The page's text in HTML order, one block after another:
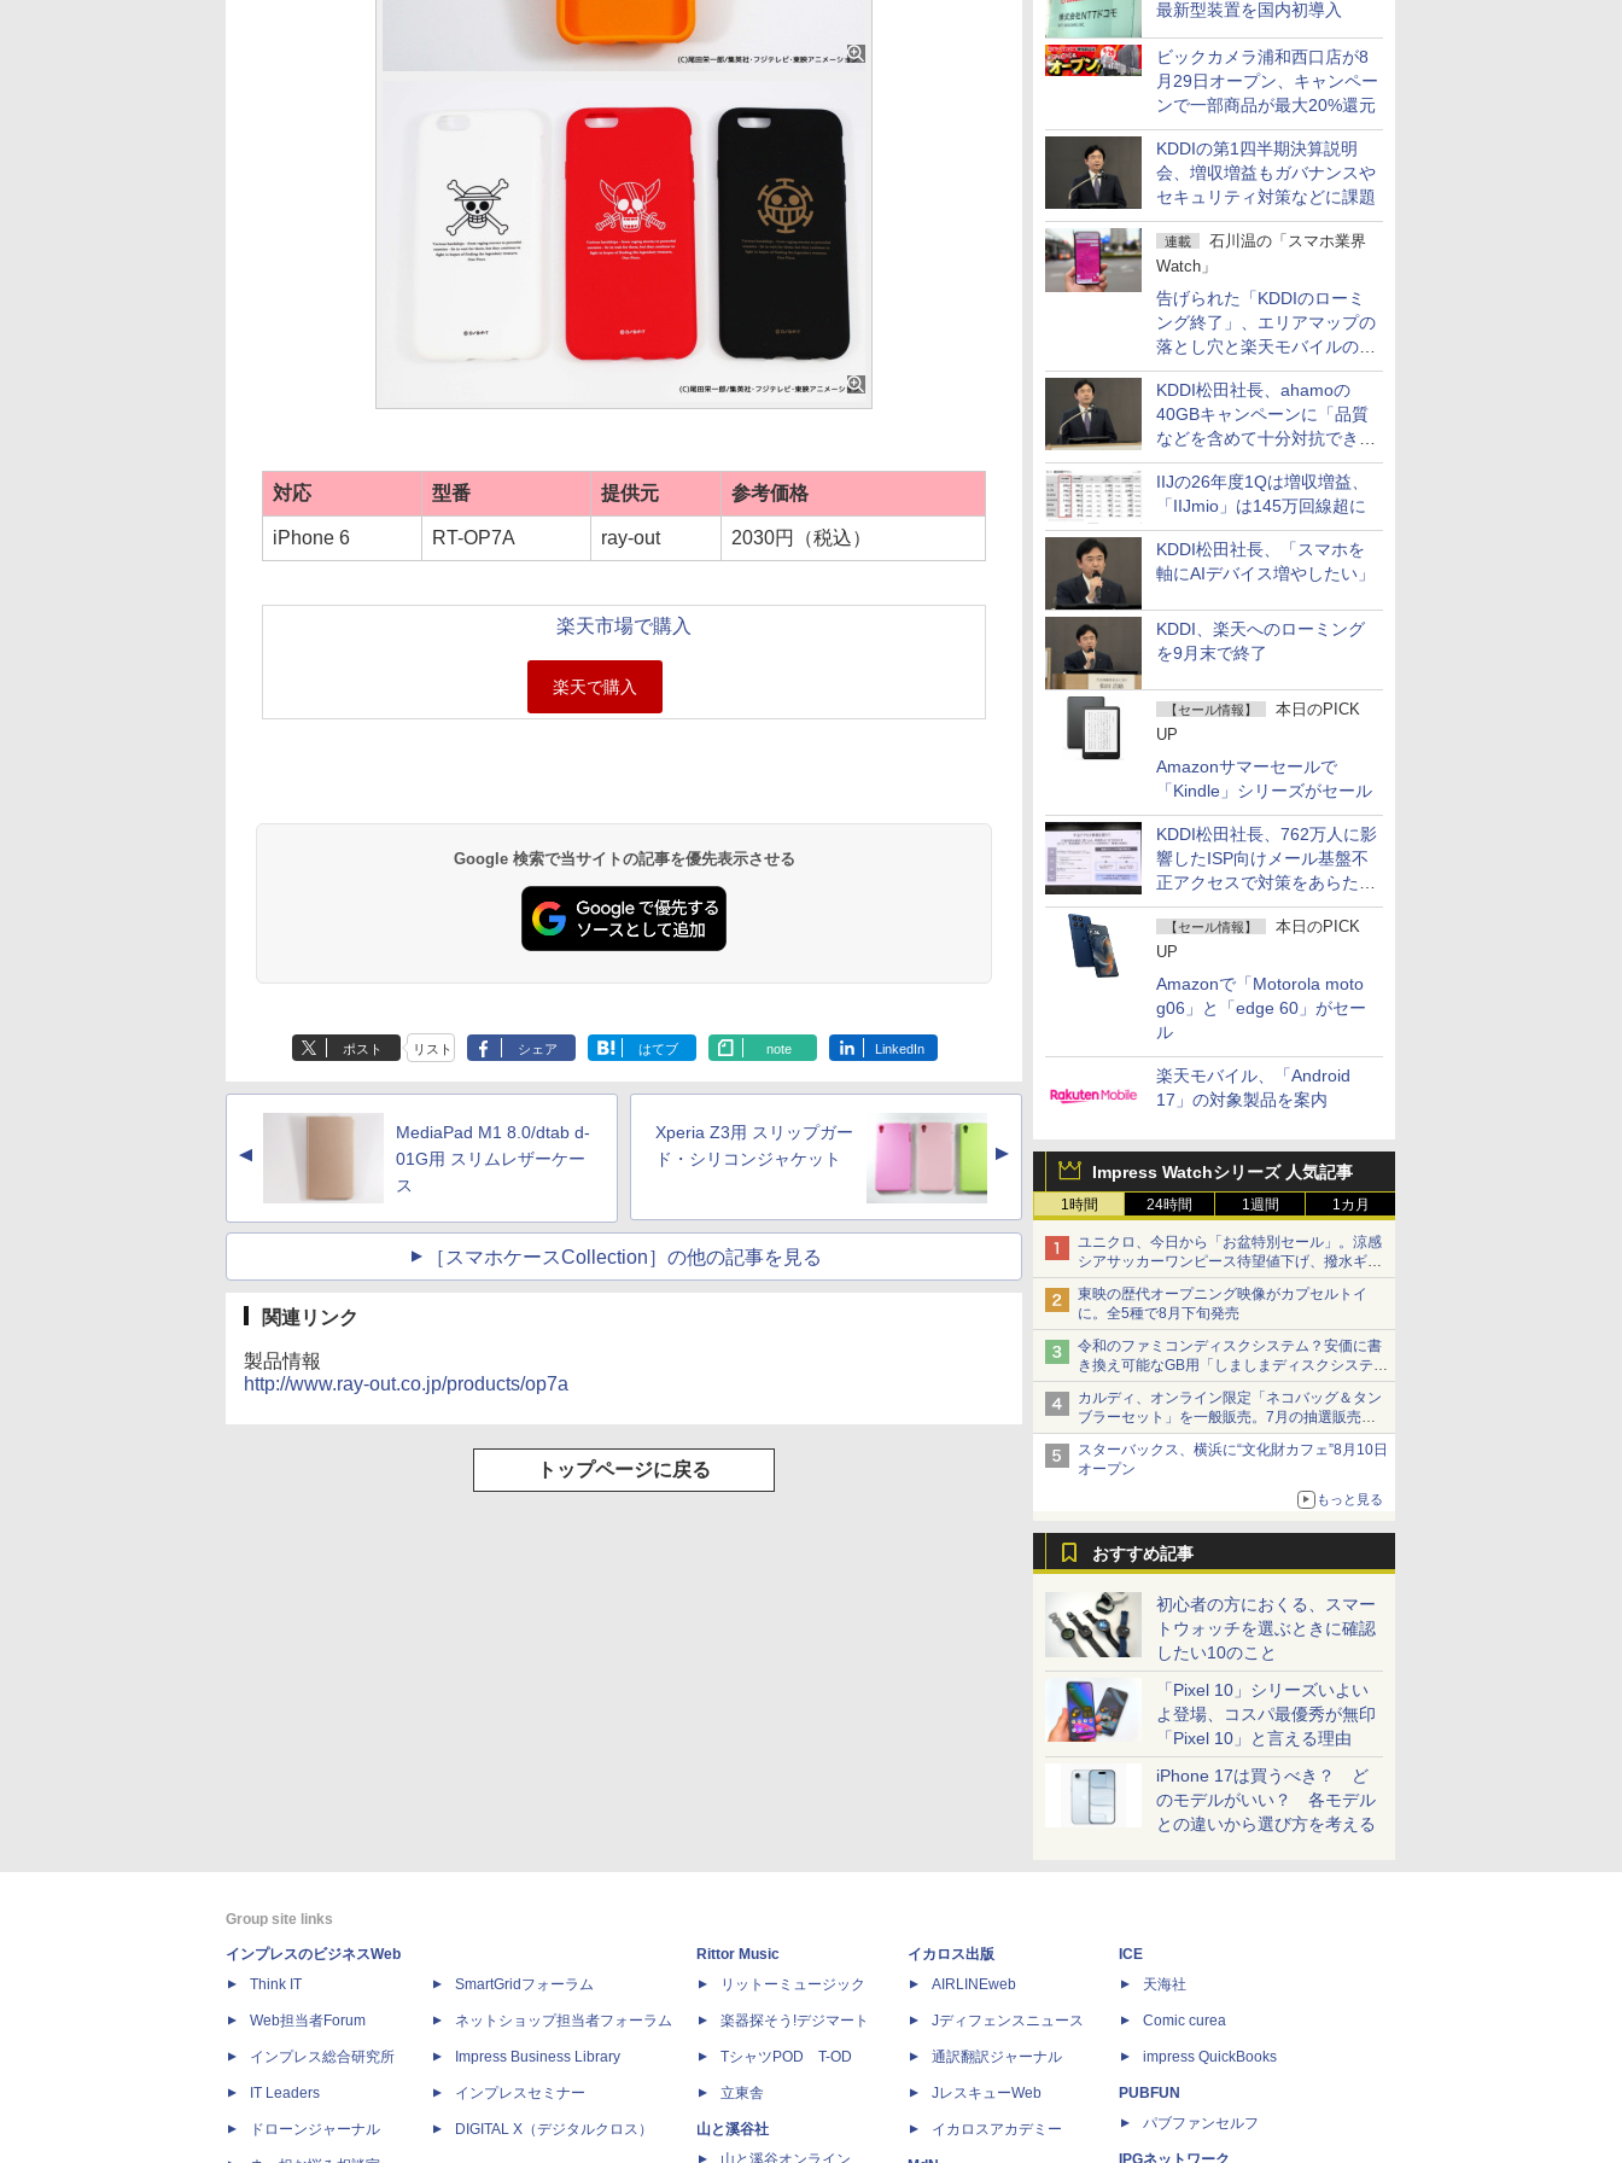
最新型装置を国内初導入
ビックカメラ浦和西口店が8
月29日オープン、キャンペー
ンで一部商品が最大20%還元
KDDIの第1四半期決算説明
会、増収増益もガバナンスや
セキュリティ対策などに課題
連載
石川温の「スマホ業界
Watch」
告げられた「KDDIのローミ
ング終了」、エリアマップの
落とし穴と楽天モバイルの課
題
KDDI松田社長、ahamoの
40GBキャンペーンに「品質
などを含めて十分対抗でき
る」
IIJの26年度1Qは増収増益、
「IIJmio」は145万回線超に
KDDI松田社長、「スマホを
軸にAIデバイス増やしたい」
KDDI、楽天へのローミング
を9月末で終了
【セール情報】
本日のPICK
UP
Amazonサマーセールで
「Kindle」シリーズがセール
KDDI松田社長、762万人に影
響したISP向けメール基盤不
正アクセスで対策をあらため
て説明
【セール情報】
本日のPICK
UP
Amazonで「Motorola moto
g06」と「edge 60」がセー
ル
楽天モバイル、「Android
17」の対象製品を案内
Impress Watchシリーズ 人気記事
1時間 24時間 1週間 1カ月
ユニクロ、今日から「お盆特別セール」。涼感
シアサッカーワンピース待望値下げ、撥水ギア
ショーツは1990円に
東映の歴代オープニング映像がカプセルトイ
に。全5種で8月下旬発売
令和のファミコンディスクシステム？安価に書
き換え可能なGB用「しましまディスクシステ
ム」
カルディ、オンライン限定「ネコバッグ＆タン
ブラーセット」を一般販売。7月の抽選販売の
当選無効分
スターバックス、横浜に“文化財カフェ”8月10日
オープン
もっと見る
おすすめ記事
初心者の方におくる、スマー
トウォッチを選ぶときに確認
したい10のこと
「Pixel 10」シリーズいよい
よ登場、コスパ最優秀が無印
「Pixel 10」と言える理由
iPhone 17は買うべき？ ど
のモデルがいい？ 各モデル
との違いから選び方を考える
対応 型番 提供元 参考価格
iPhone 6 RT-OP7A ray-out 2030円（税込）
楽天市場で購入
Google 検索で当サイトの記事を優先表示させる
ポスト リスト シェア はてブ note LinkedIn
▲
MediaPad M1 8.0/dtab d-
01G用 スリムレザーケー
ス
Xperia Z3用 スリップガー
ド・シリコンジャケット
▲
［スマホケースCollection］の他の記事を見る
関連リンク
製品情報
http://www.ray-out.co.jp/products/op7a
トップページに戻る
Group site links
インプレスのビジネスWeb
Think IT
Web担当者Forum
インプレス総合研究所
IT Leaders
ドローンジャーナル
SmartGridフォーラム
ネットショップ担当者フォーラム
Impress Business Library
インプレスセミナー
DIGITAL X（デジタルクロス）
Rittor Music
リットーミュージック
楽器探そう!デジマート
TシャツPOD T-OD
立東舎
山と溪谷社
山と溪谷オンライン
イカロス出版
AIRLINEweb
Jディフェンスニュース
通訳翻訳ジャーナル
JレスキューWeb
イカロスアカデミー
ICE
天海社
Comic curea
impress QuickBooks
PUBFUN
パブファンセルフ
IPGネットワーク